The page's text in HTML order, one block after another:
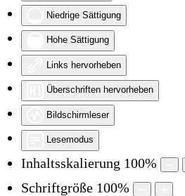
Niedrige Sättigung
Hohe Sättigung
Links hervorheben
Überschriften hervorheben
Bildschirmleser
Lesemodus
Inhaltsskalierung 100%
Schriftgröße 100%